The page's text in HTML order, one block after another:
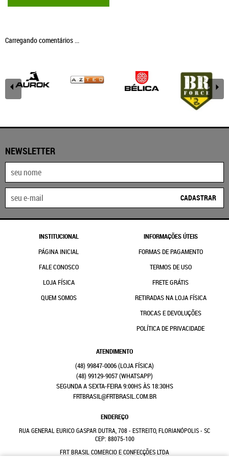
Carregando comentários ...
NEWSLETTER
CADASTRAR
INSTITUCIONAL
PÁGINA INICIAL
FALE CONOSCO
LOJA FÍSICA
QUEM SOMOS
INFORMAÇÕES ÚTEIS
FORMAS DE PAGAMENTO
TERMOS DE USO
FRETE GRÁTIS
RETIRADAS NA LOJA FÍSICA
TROCAS E DEVOLUÇÕES
POLÍTICA DE PRIVACIDADE
ATENDIMENTO
(48) 99847-0006
(48) 99129-9057(WHATSAPP)
SEGUNDA A SEXTA-FEIRA 9:00HS ÀS 18:30HS
FRTBRASIL@FRTBRASIL.COM.BR
ENDEREÇO
RUA GENERAL EURICO GASPAR DUTRA, 708- ESTREITO, FLORIANÓPOLIS- SC
CEP: 88075-100
FRT BRASIL COMERCIO E CONFECÇÕES LTDA